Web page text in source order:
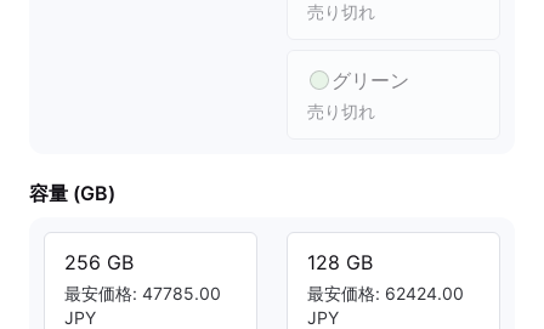
売り切れ
グリーン
売り切れ
容量 (GB)
256 GB
最安価格: 47785.00
JPY
128 GB
最安価格: 62424.00
JPY